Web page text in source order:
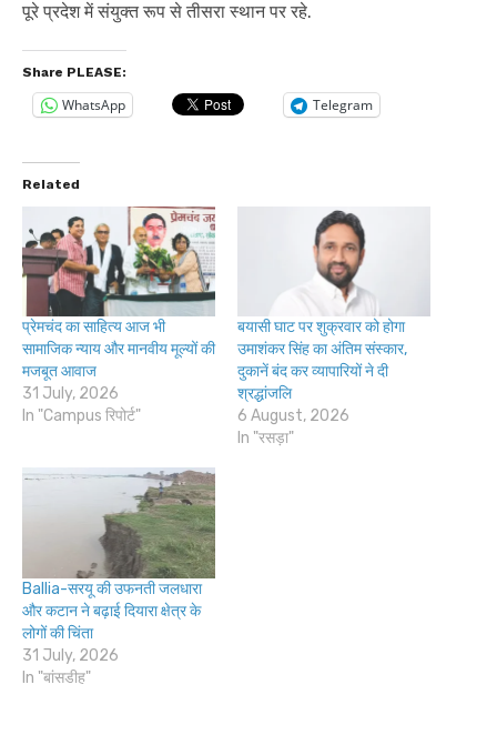
पूरे प्रदेश में संयुक्त रूप से तीसरा स्थान पर रहे.
Share PLEASE:
WhatsApp Telegram
Related
प्रेमचंद का साहित्य आज भी
सामाजिक न्याय और मानवीय मूल्यों की
मजबूत आवाज
31 July, 2026
In "Campus रिपोर्ट"
बयासी घाट पर शुक्रवार को होगा
उमाशंकर सिंह का अंतिम संस्कार,
दुकानें बंद कर व्यापारियों ने दी
श्रद्धांजलि
6 August, 2026
In "रसड़ा"
Ballia-सरयू की उफनती जलधारा
और कटान ने बढ़ाई दियारा क्षेत्र के
लोगों की चिंता
31 July, 2026
In "बांसडीह"